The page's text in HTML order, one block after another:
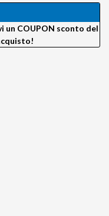
COUPON sconto del